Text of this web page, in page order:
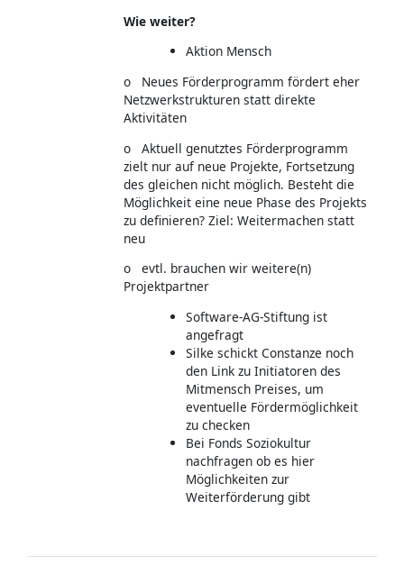
Wie weiter?
Aktion Mensch
o Neues Förderprogramm fördert eher
Netzwerkstrukturen statt direkte
Aktivitäten
o Aktuell genutztes Förderprogramm
zielt nur auf neue Projekte, Fortsetzung
des gleichen nicht möglich. Besteht die
Möglichkeit eine neue Phase des Projekts
zu definieren? Ziel: Weitermachen statt
neu
o evtl. brauchen wir weitere(n)
Projektpartner
Software-AG-Stiftung ist
angefragt
Silke schickt Constanze noch
den Link zu Initiatoren des
Mitmensch Preises, um
eventuelle Fördermöglichkeit
zu checken
Bei Fonds Soziokultur
nachfragen ob es hier
Möglichkeiten zur
Weiterförderung gibt